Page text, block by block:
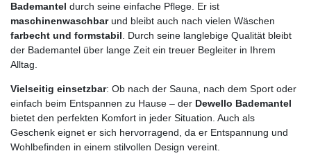
Bademantel durch seine einfache Pflege. Er ist
maschinenwaschbarund bleibt auch nach vielen Wäschen
farbecht und formstabil. Durch seine langlebige Qualität bleibt
der Bademantel über lange Zeit ein treuer Begleiter in Ihrem
Alltag.
Vielseitig einsetzbar: Ob nach der Sauna, nach dem Sport oder
einfach beim Entspannen zu Hause – der Dewello Bademantel
bietet den perfekten Komfort in jeder Situation. Auch als
Geschenk eignet er sich hervorragend, da er Entspannung und
Wohlbefinden in einem stilvollen Design vereint.